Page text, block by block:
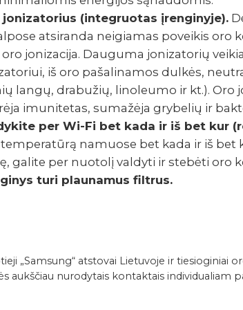
joni­za­to­rius (integruotas įrenginyje).
atsi­­randa neigia­­mas povei­kis oro
joni­za­cija. Dauguma joni­za­to­­rių
iš oro paša­li­na­mos dulkės,
langų, drabu­žių, lino­le­umo ir kt.). Oro
imuni­te­tas, suma­žėja grybe­­lių ir
per Wi-Fi bet kada ir iš bet kur
tempe­ra­tūrą namuose bet kada ir iš
galite per nuotolį valdyti ir stebėti oro
turi plaunamus filtrus.
„Samsung“ atstovai Lietuvoje ir tiesioginiai
nurodytais kontaktais individualiam